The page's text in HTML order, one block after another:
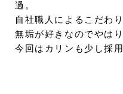
過。
自社職人によるこだわり
無垢が好きなのでやは
今回はカリンも少し採